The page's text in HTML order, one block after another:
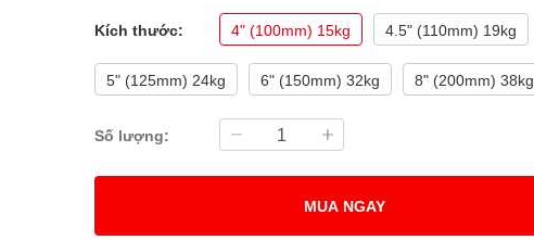
Kích thước: 4" (100mm) 15kg 4.5" (110mm) 19kg
5" (125mm) 24kg 6" (150mm) 32kg 8" (200mm) 38kg
Số lượng:
MUA NGAY